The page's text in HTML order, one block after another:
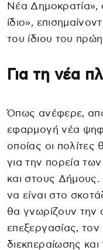
Νέα Δημοκρατία»,
ίδιο»,
του ίδιου του
Για τη νέα
Όπως ανέφερε, από
εφαρμογή νέα
οποίας οι
για την πορεία
και στους Δήμους.
να είναι στο
θα γνωρίζουν την
επεξεργασίας,
διεκπεραίωσης